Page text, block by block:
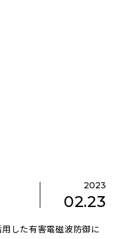
2023
02.23
した有害電磁波防御に